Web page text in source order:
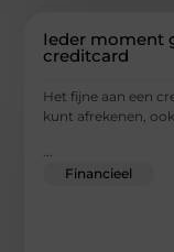
Ieder moment
creditcard
Het fijne aan een
kunt afrekenen,
...
Financieel